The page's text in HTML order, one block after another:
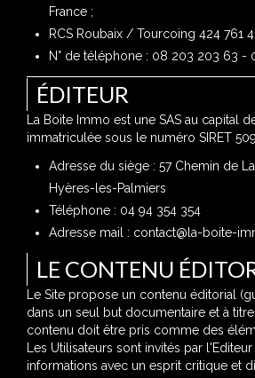
France ;
RCS Roubaix / Tourcoing 424 761
N° de téléphone : 08 203 203 63 -
ÉDITEUR
La Boite Immo est une SAS au capital
immatriculée sous le numéro SIRET
Adresse du siège : 57 Chemin de
Hyères-les-Palmiers
Téléphone : 04 94 354 354
Adresse mail : contact@la-boite-
LE CONTENU
Le Site propose un contenu éditorial
dans un seul but documentaire et à
contenu doit être pris comme des
Les Utilisateurs sont invités par
informations avec un esprit critique et